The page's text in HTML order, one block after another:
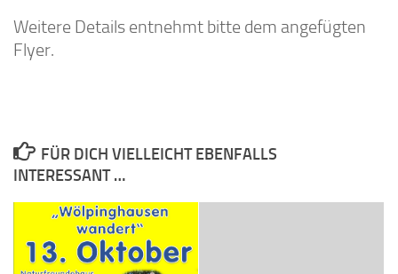
Weitere Details entnehmt bitte dem angefügten
Flyer.
FÜR DICH VIELLEICHT EBENFALLS
INTERESSANT …